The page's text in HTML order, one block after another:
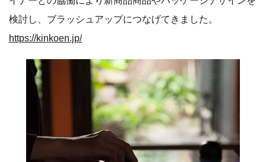
検討し、ブラッシュアップにつなげてきました。
https://kinkoen.jp/